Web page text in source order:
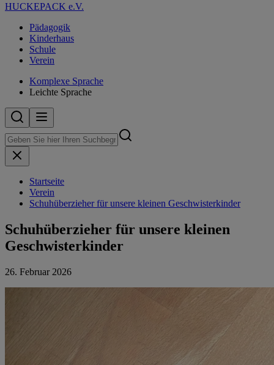
HUCKEPACK e.V.
Pädagogik
Kinderhaus
Schule
Verein
Komplexe Sprache
Leichte Sprache
Startseite
Verein
Schuhüberzieher für unsere kleinen Geschwisterkinder
Schuhüberzieher für unsere kleinen
Geschwisterkinder
26. Februar 2026